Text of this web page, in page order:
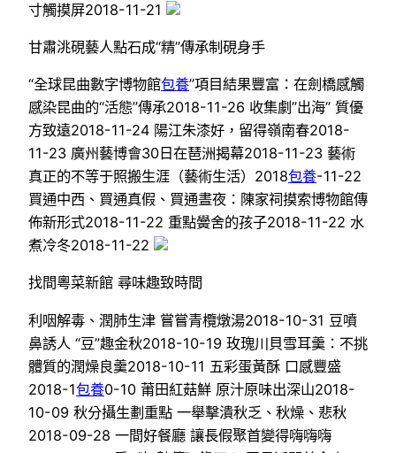
寸觸摸屏2018-11-21
甘肅洮硯藝人點石成“精”傳承制硯身手
“全球昆曲數字博物館包養”項目結果豐富：在劍橋感觸
感染昆曲的“活態”傳承2018-11-26 收集劇”出海” 質優
方致遠2018-11-24 陽江朱漆好，留得嶺南春2018-
11-23 廣州藝博會30日在琶洲揭幕2018-11-23 藝術
真正的不等于照搬生涯（藝術生活）2018包養-11-22
買通中西、買通真假、買通晝夜：陳家祠摸索博物館傳
佈新形式2018-11-22 重點黌舍的孩子2018-11-22 水
煮冷冬2018-11-22
找間粵菜新館 尋味趣致時間
利咽解毒、潤肺生津 嘗嘗青欖燉湯2018-10-31 豆噴
鼻誘人 “豆”趣金秋2018-10-19 玫瑰川貝雪耳羹：不挑
體質的潤燥良羹2018-10-11 五彩蛋黃酥 口感豐盛
2018-1包養0-10 莆田紅菇鮮 原汁原味出深山2018-
10-09 秋分攝生劃重點 一舉擊潰秋乏、秋燥、悲秋
2018-09-28 一間好餐廳 讓長假聚首變得嗨嗨嗨